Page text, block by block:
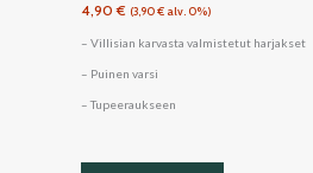
4,90€ (3,90€ alv. 0%)
– Villisian karvasta valmistetut harjakset
– Puinen varsi
– Tupeeraukseen